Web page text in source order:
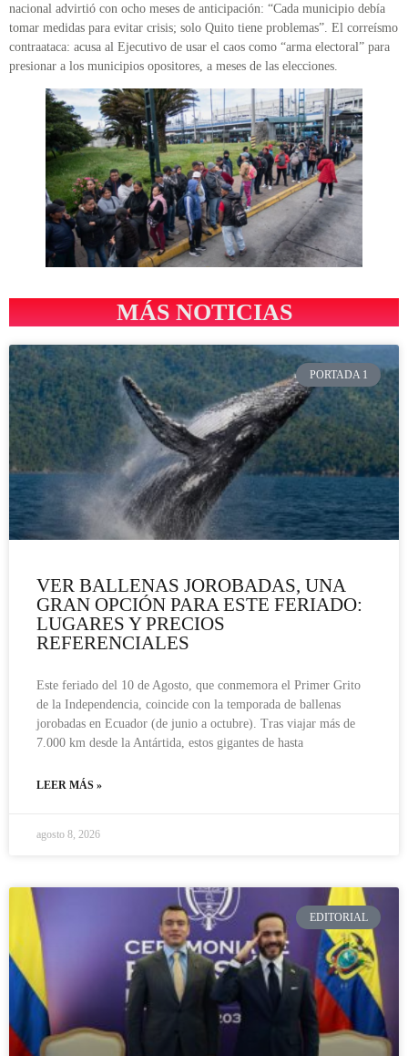
nacional advirtió con ocho meses de anticipación: “Cada municipio debía
tomar medidas para evitar crisis; solo Quito tiene problemas”. El correísmo
contraataca: acusa al Ejecutivo de usar el caos como “arma electoral” para
presionar a los municipios opositores, a meses de las elecciones.
MÁS NOTICIAS
PORTADA 1
VER BALLENAS JOROBADAS, UNA
GRAN OPCIÓN PARA ESTE FERIADO:
LUGARES Y PRECIOS
REFERENCIALES
Este feriado del 10 de Agosto, que conmemora el Primer Grito
de la Independencia, coincide con la temporada de ballenas
jorobadas en Ecuador (de junio a octubre). Tras viajar más de
7.000 km desde la Antártida, estos gigantes de hasta
LEER MÁS »
agosto 8, 2026
EDITORIAL